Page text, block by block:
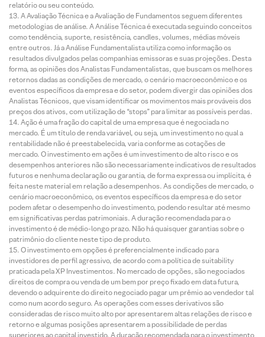
relatório ou seu conteúdo.
A Avaliação Técnica e a Avaliação de Fundamentos seguem diferentes
metodologias de análise. A Análise Técnica é executada seguindo conceitos
como tendência, suporte, resistência, candles, volumes, médias móveis
entre outros. Já a Análise Fundamentalista utiliza como informação os
resultados divulgados pelas companhias emissoras e suas projeções. Desta
forma, as opiniões dos Analistas Fundamentalistas, que buscam os melhores
retornos dadas as condições de mercado, o cenário macroeconômico e os
eventos específicos da empresa e do setor, podem divergir das opiniões dos
Analistas Técnicos, que visam identificar os movimentos mais prováveis dos
preços dos ativos, com utilização de “stops” para limitar as possíveis perdas.
Ação é uma fração do capital de uma empresa que é negociada no
mercado. É um título de renda variável, ou seja, um investimento no qual a
rentabilidade não é preestabelecida, varia conforme as cotações de
mercado. O investimento em ações é um investimento de alto risco e os
desempenhos anteriores não são necessariamente indicativos de resultados
futuros e nenhuma declaração ou garantia, de forma expressa ou implícita, é
feita neste material em relação a desempenhos. As condições de mercado, o
cenário macroeconômico, os eventos específicos da empresa e do setor
podem afetar o desempenho do investimento, podendo resultar até mesmo
em significativas perdas patrimoniais. A duração recomendada para o
investimento é de médio-longo prazo. Não há quaisquer garantias sobre o
patrimônio do cliente neste tipo de produto.
O investimento em opções é preferencialmente indicado para
investidores de perfil agressivo, de acordo com a política de suitability
praticada pela XP Investimentos. No mercado de opções, são negociados
direitos de compra ou venda de um bem por preço fixado em data futura,
devendo o adquirente do direito negociado pagar um prêmio ao vendedor tal
como num acordo seguro. As operações com esses derivativos são
consideradas de risco muito alto por apresentarem altas relações de risco e
retorno e algumas posições apresentarem a possibilidade de perdas
superiores ao capital investido. A duração recomendada para o investimento